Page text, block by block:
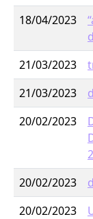
18/04/2023
21/03/2023
21/03/2023
20/02/2023
20/02/2023
20/02/2023